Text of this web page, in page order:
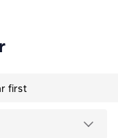
first